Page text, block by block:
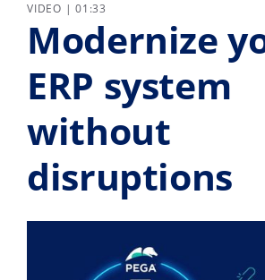
VIDEO | 01:33
Modernize
ERP system
without
disruptions